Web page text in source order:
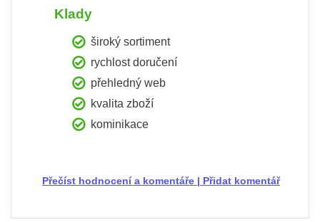
Klady
široký sortiment
rychlost doručení
přehledný web
kvalita zboží
kominikace
Přidat komentář
|
Přečíst hodnocení a komentáře